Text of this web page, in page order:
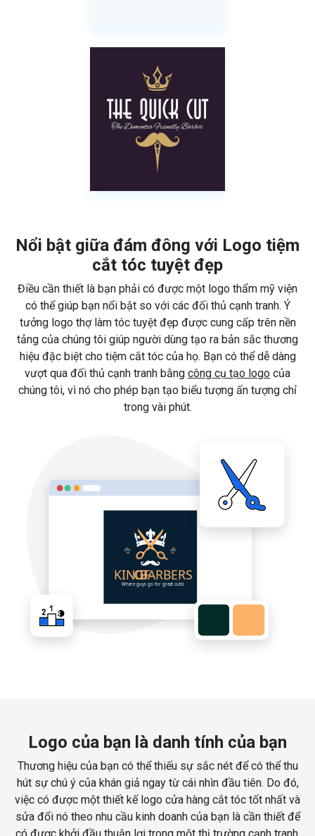
Nổi bật giữa đám đông với Logo tiệm
cắt tóc tuyệt đẹp
Điều cần thiết là bạn phải có được một logo thẩm mỹ viện
có thể giúp bạn nổi bật so với các đối thủ cạnh tranh. Ý
tưởng logo thợ làm tóc tuyệt đẹp được cung cấp trên nền
tảng của chúng tôi giúp người dùng tạo ra bản sắc thương
hiệu đặc biệt cho tiệm cắt tóc của họ. Bạn có thể dễ dàng
vượt qua đối thủ cạnh tranh bằng công cụ tạo logo của
chúng tôi, vì nó cho phép bạn tạo biểu tượng ấn tượng chỉ
trong vài phút.
Logo của bạn là danh tính của bạn
Thương hiệu của bạn có thể thiếu sự sắc nét để có thể thu
hút sự chú ý của khán giả ngay từ cái nhìn đầu tiên. Do đó,
việc có được một thiết kế logo cửa hàng cắt tóc tốt nhất và
sửa đổi nó theo nhu cầu kinh doanh của bạn là cần thiết để